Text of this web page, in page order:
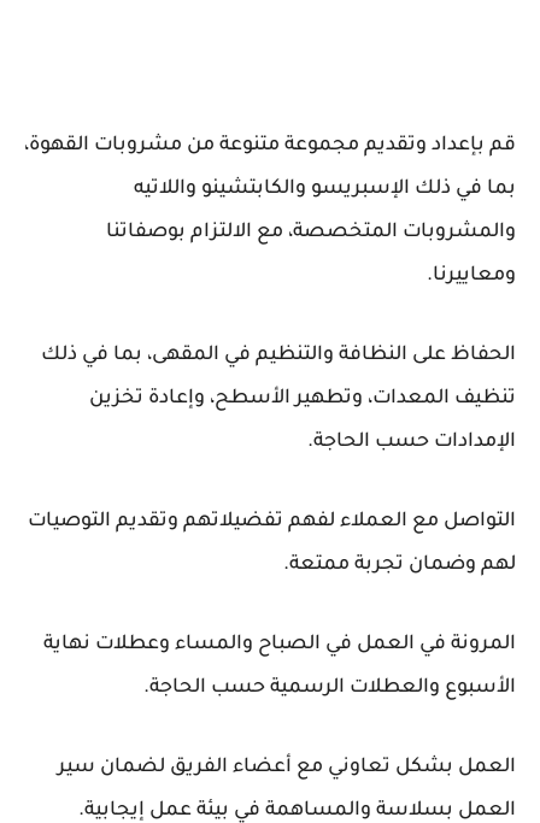
قم بإعداد وتقديم مجموعة متنوعة من مشروبات القهوة،
بما في ذلك الإسبريسو والكابتشينو واللاتيه
والمشروبات المتخصصة، مع الالتزام بوصفاتنا
ومعاييرنا.
الحفاظ على النظافة والتنظيم في المقهى، بما في ذلك
تنظيف المعدات، وتطهير الأسطح، وإعادة تخزين
الإمدادات حسب الحاجة.
التواصل مع العملاء لفهم تفضيلاتهم وتقديم التوصيات
لهم وضمان تجربة ممتعة.
المرونة في العمل في الصباح والمساء وعطلات نهاية
الأسبوع والعطلات الرسمية حسب الحاجة.
العمل بشكل تعاوني مع أعضاء الفريق لضمان سير
العمل بسلاسة والمساهمة في بيئة عمل إيجابية.